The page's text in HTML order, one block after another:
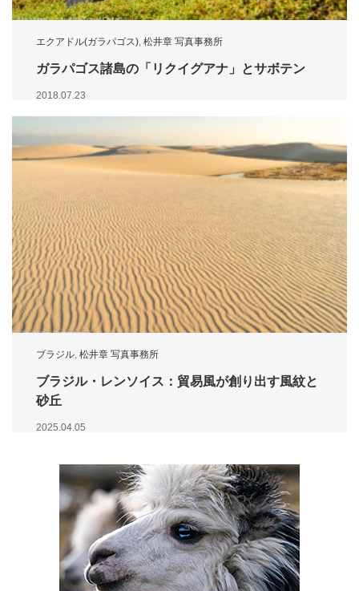
エクアドル(ガラパゴス), 松井章 写真事務所
ガラパゴス諸島の「リクイグアナ」とサボテン
2018.07.23
ブラジル, 松井章 写真事務所
ブラジル・レンソイス：貿易風が創り出す風紋と
砂丘
2025.04.05